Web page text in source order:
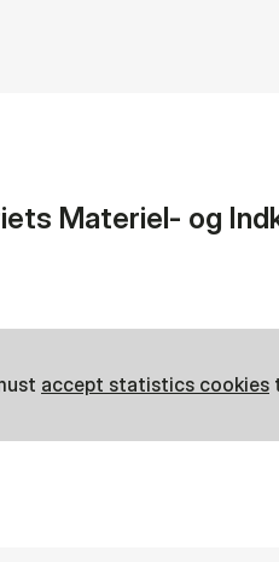
Materiel- og
accept statistics cookies